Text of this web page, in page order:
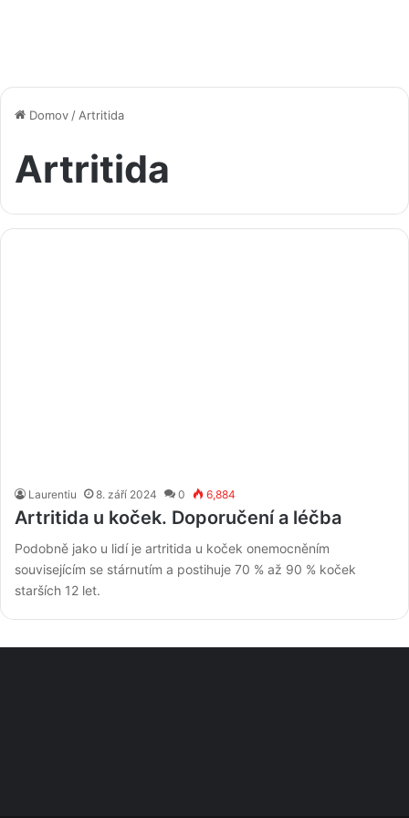
Domov/Artritida
Artritida
Laurentiu 8. září 2024 0 6,884
Artritida u koček. Doporučení a léčba
Podobně jako u lidí je artritida u koček onemocněním
souvisejícím se stárnutím a postihuje 70 % až 90 % koček
starších 12 let.